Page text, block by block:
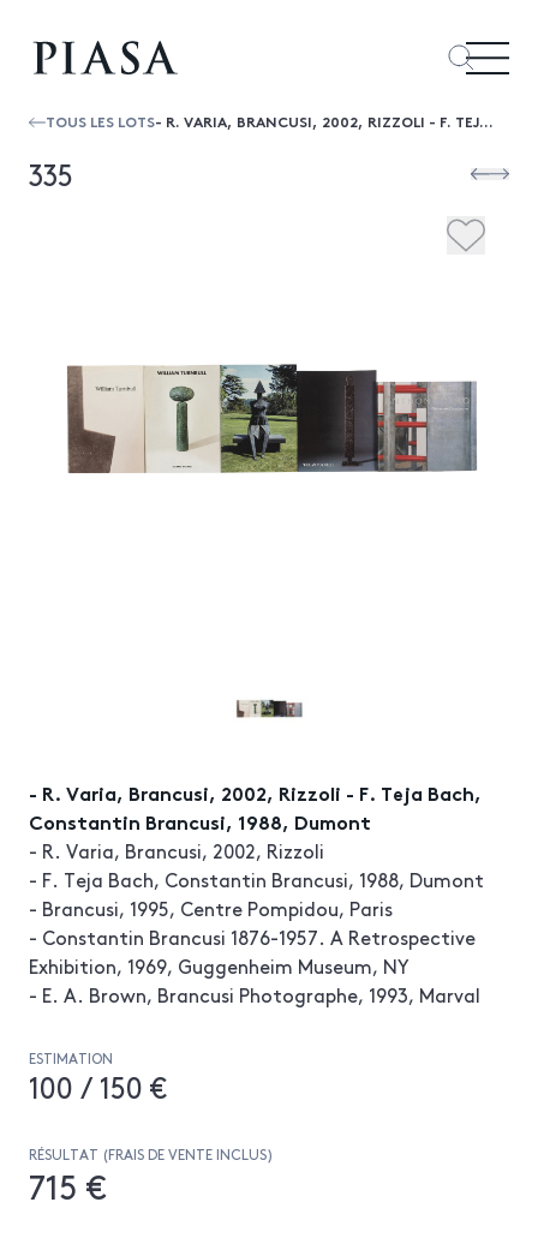
TOUS LES LOTS - R. VARIA, BRANCUSI, 2002, RIZZOLI - F. TEJA BACH, CONSTANTIN BRANCUSI, 1988, DUMONT
335
- R. Varia, Brancusi, 2002, Rizzoli - F. Teja Bach,
Constantin Brancusi, 1988, Dumont
- R. Varia, Brancusi, 2002, Rizzoli
- F. Teja Bach, Constantin Brancusi, 1988, Dumont
- Brancusi, 1995, Centre Pompidou, Paris
- Constantin Brancusi 1876-1957. A Retrospective
Exhibition, 1969, Guggenheim Museum, NY
- E. A. Brown, Brancusi Photographe, 1993, Marval
ESTIMATION
100 / 150 €
RÉSULTAT (FRAIS DE VENTE INCLUS)
715 €